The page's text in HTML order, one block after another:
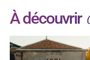
À découvrir